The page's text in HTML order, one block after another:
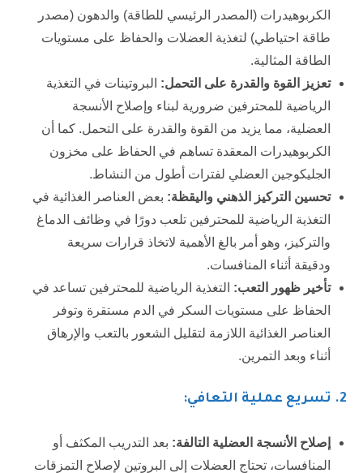
الكربوهيدرات (المصدر الرئيسي للطاقة) والدهون (مصدر
طاقة احتياطي) لتغذية العضلات والحفاظ على مستويات
الطاقة المثالية.
تعزيز القوة والقدرة على التحمل: البروتينات في التغذية
الرياضية للمحترفين ضرورية لبناء وإصلاح الأنسجة
العضلية، مما يزيد من القوة والقدرة على التحمل. كما أن
الكربوهيدرات المعقدة تساهم في الحفاظ على مخزون
الجليكوجين العضلي لفترات أطول من النشاط.
تحسين التركيز الذهني واليقظة: بعض العناصر الغذائية في
التغذية الرياضية للمحترفين تلعب دورًا في وظائف الدماغ
والتركيز، وهو أمر بالغ الأهمية لاتخاذ قرارات سريعة
ودقيقة أثناء المنافسات.
تأخير ظهور التعب: التغذية الرياضية للمحترفين تساعد في
الحفاظ على مستويات السكر في الدم مستقرة وتوفر
العناصر الغذائية اللازمة لتقليل الشعور بالتعب والإرهاق
أثناء وبعد التمرين.
2. تسريع عملية التعافي:
إصلاح الأنسجة العضلية التالفة: بعد التدريب المكثف أو
المنافسات، تحتاج العضلات إلى البروتين لإصلاح التمزقات